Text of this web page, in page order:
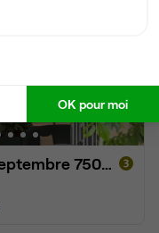
The Bureau III - 25 Rue du 4 septembre 75002 Paris
OK pour moi